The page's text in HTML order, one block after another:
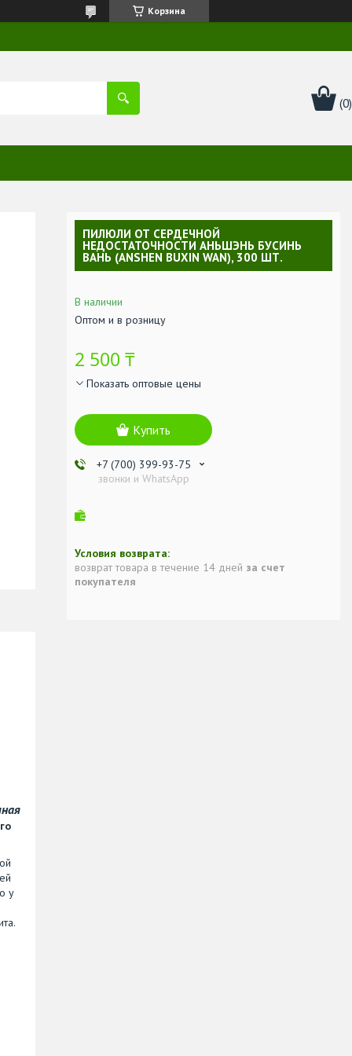
Корзина
у
ПИЛЮЛИ ОТ СЕРДЕЧНОЙ
НЕДОСТАТОЧНОСТИ АНЬШЭНЬ БУСИНЬ
ВАНЬ (ANSHEN BUXIN WAN), 300 ШТ.
В наличии
Оптом и в розницу
2 500 ₸
Показать оптовые цены
Купить
+7 (700) 399-93-75
звонки и WhatsApp
возврат товара в течение 14 дней за счет
покупателя